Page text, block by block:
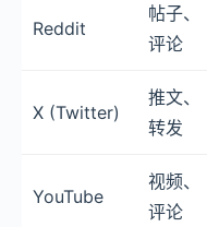
Reddit
帖子、
评论
X (Twitter)
推文、
转发
YouTube
视频、
评论